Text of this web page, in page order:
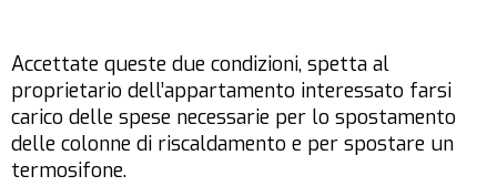
Accettate queste due condizioni, spetta al
proprietario dell’appartamento interessato farsi
carico delle spese necessarie per lo spostamento
delle colonne di riscaldamento e per spostare un
termosifone.